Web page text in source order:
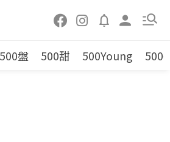
500盤 500甜 500Young 500